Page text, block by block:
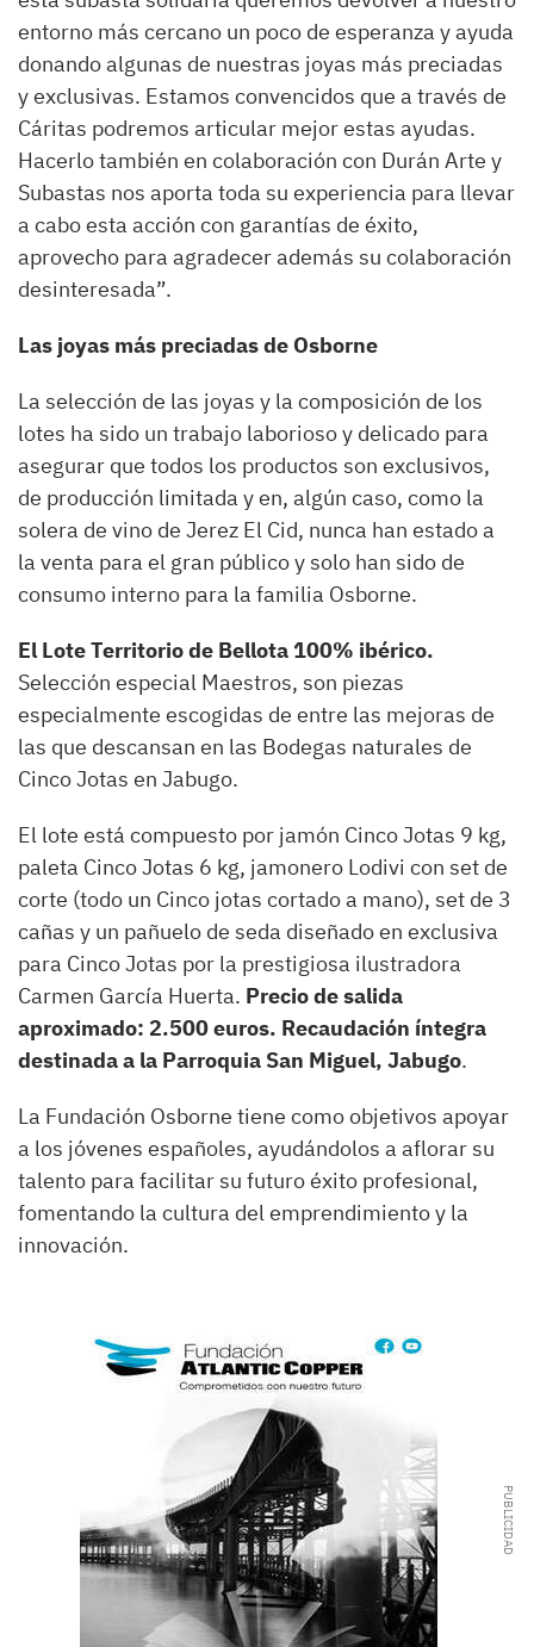
entorno más cercano un poco de esperanza y ayuda
donando algunas de nuestras joyas más preciadas
y exclusivas. Estamos convencidos que a través de
Cáritas podremos articular mejor estas ayudas.
Hacerlo también en colaboración con Durán Arte y
Subastas nos aporta toda su experiencia para llevar
a cabo esta acción con garantías de éxito,
aprovecho para agradecer además su colaboración
desinteresada”.
Las joyas más preciadas de Osborne
La selección de las joyas y la composición de los
lotes ha sido un trabajo laborioso y delicado para
asegurar que todos los productos son exclusivos,
de producción limitada y en, algún caso, como la
solera de vino de Jerez El Cid, nunca han estado a
la venta para el gran público y solo han sido de
consumo interno para la familia Osborne.
El Lote Territorio de Bellota 100% ibérico.
Selección especial Maestros, son piezas
especialmente escogidas de entre las mejoras de
las que descansan en las Bodegas naturales de
Cinco Jotas en Jabugo.
El lote está compuesto por jamón Cinco Jotas 9 kg,
paleta Cinco Jotas 6 kg, jamonero Lodivi con set de
corte (todo un Cinco jotas cortado a mano), set de 3
cañas y un pañuelo de seda diseñado en exclusiva
para Cinco Jotas por la prestigiosa ilustradora
Carmen García Huerta. Precio de salida
aproximado: 2.500 euros. Recaudación íntegra
destinada a la Parroquia San Miguel, Jabugo.
La Fundación Osborne tiene como objetivos apoyar
a los jóvenes españoles, ayudándolos a aflorar su
talento para facilitar su futuro éxito profesional,
fomentando la cultura del emprendimiento y la
innovación.